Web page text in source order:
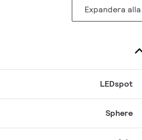
Expandera alla
LEDspot
Sphere